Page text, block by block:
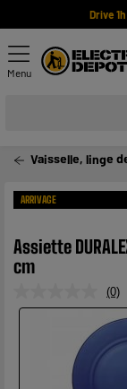
Drive
Menu
Vaisselle, linge
ARRIVAGE
Assiette
cm
de
Lien
(0)